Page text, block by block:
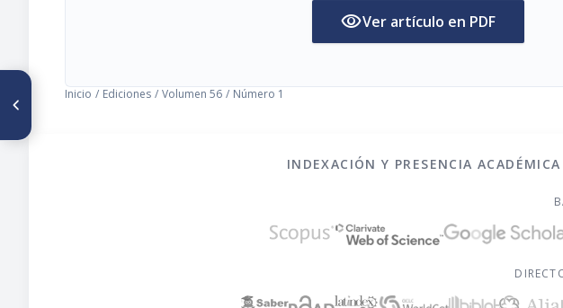
visibilityVer artículo en PDF
Inicio / Ediciones / Volumen 56 / Número 1
ARTÍCULO ANTERIOR
INDEXACIÓN Y PRESENCIA